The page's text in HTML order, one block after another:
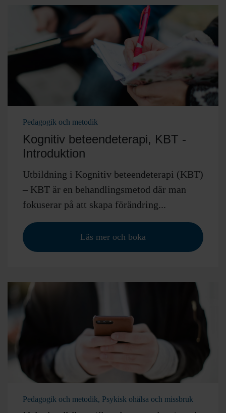
Pedagogik och metodik
Kognitiv beteendeterapi, KBT -
Introduktion
Utbildning i Kognitiv beteendeterapi (KBT)
– KBT är en behandlingsmetod där man
fokuserar på att skapa förändring...
Läs mer och boka
Pedagogik och metodik, Psykisk ohälsa och missbruk